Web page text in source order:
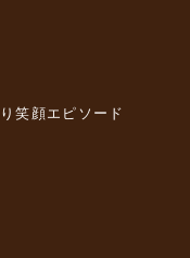
笑顔エピソード